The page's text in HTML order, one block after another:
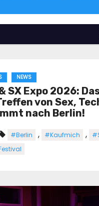
NEWS
SX Expo 2026:
von Sex,
nach Berlin!
#Berlin , #Kaufmich ,